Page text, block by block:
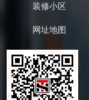
装修小区
网址地图